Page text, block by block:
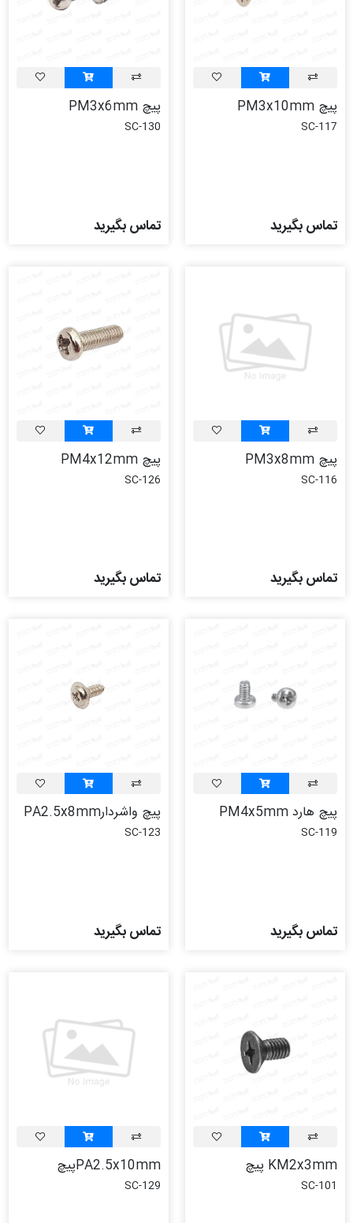
پیچ PM3x10mm
SC-117
تماس بگیرید
پیچ PM3x6mm
SC-130
تماس بگیرید
پیچ PM3x8mm
SC-116
تماس بگیرید
پیچ PM4x12mm
SC-126
تماس بگیرید
پیچ هارد PM4x5mm
SC-119
تماس بگیرید
پیچ واشردارPA2.5x8mm
SC-123
تماس بگیرید
KM2x3mm پیچ
SC-101
PA2.5x10mmپیچ
SC-129